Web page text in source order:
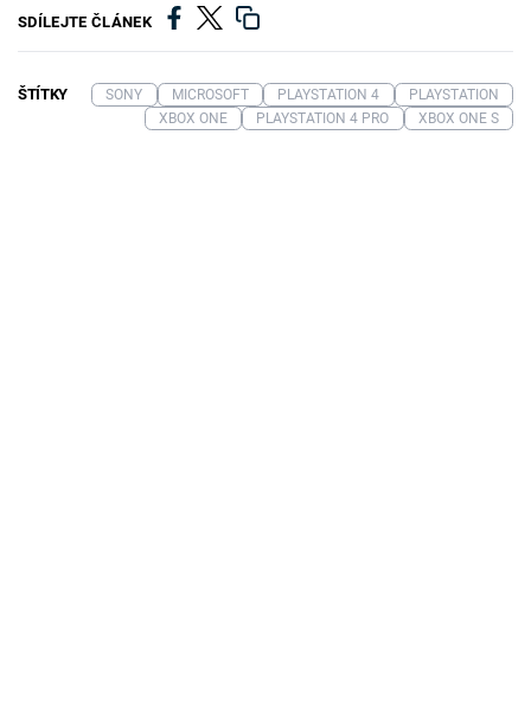
SDÍLEJTE ČLÁNEK
ŠTÍTKY SONY MICROSOFT PLAYSTATION 4
PLAYSTATION
XBOX ONE
PLAYSTATION 4 PRO XBOX ONE S